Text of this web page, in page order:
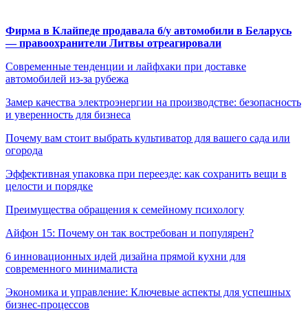
Фирма в Клайпеде продавала б/у автомобили в Беларусь
— правоохранители Литвы отреагировали
Современные тенденции и лайфхаки при доставке
автомобилей из-за рубежа
Замер качества электроэнергии на производстве: безопасность
и уверенность для бизнеса
Почему вам стоит выбрать культиватор для вашего сада или
огорода
Эффективная упаковка при переезде: как сохранить вещи в
целости и порядке
Преимущества обращения к семейному психологу
Айфон 15: Почему он так востребован и популярен?
6 инновационных идей дизайна прямой кухни для
современного минималиста
Экономика и управление: Ключевые аспекты для успешных
бизнес-процессов